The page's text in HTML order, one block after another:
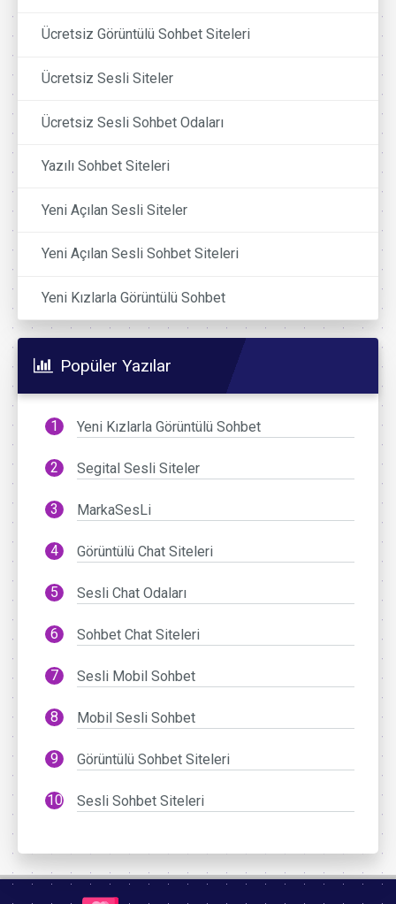
Ücretsiz Görüntülü Sohbet Siteleri
Ücretsiz Sesli Siteler
Ücretsiz Sesli Sohbet Odaları
Yazılı Sohbet Siteleri
Yeni Açılan Sesli Siteler
Yeni Açılan Sesli Sohbet Siteleri
Yeni Kızlarla Görüntülü Sohbet
Popüler Yazılar
Yeni Kızlarla Görüntülü Sohbet
Segital Sesli Siteler
MarkaSesLi
Görüntülü Chat Siteleri
Sesli Chat Odaları
Sohbet Chat Siteleri
Sesli Mobil Sohbet
Mobil Sesli Sohbet
Görüntülü Sohbet Siteleri
Sesli Sohbet Siteleri